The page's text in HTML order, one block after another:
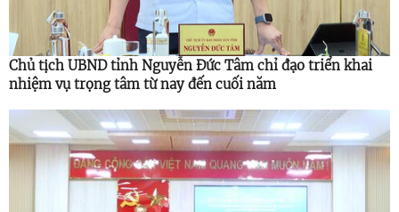
Chủ tịch UBND tỉnh Nguyễn Đức Tâm chỉ đạo triển khai
nhiệm vụ trọng tâm từ nay đến cuối năm